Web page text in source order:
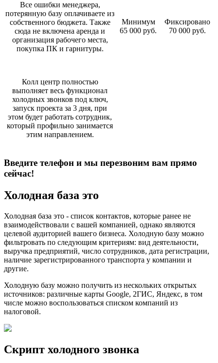
Все ошибки менеджера,
потерянную базу оплачиваете из
собственного бюджета. Также
сюда не включена аренда и
организация рабочего места,
покупка ПК и гарнитуры.
Колл центр полностью
выполняет весь функционал
холодных звонков под ключ,
запуск проекта за 3 дня, при
этом будет работать сотрудник,
который профильно занимается
этим направлением.
Минимум
65 000 руб.
Фиксировано
70 000 руб.
Введите телефон и мы перезвоним вам прямо
сейчас!
Холодная база это
Холодная база это - cписок контактов, которые ранее не
взаимодействовали с вашей компанией, однако являются
целевой аудиторией вашего бизнеса. Холодную базу можно
фильтровать по следующим критериям: вид деятельности,
выручка предприятий, число сотрудников, дата регистрации,
наличие зарегистрированного транспорта у компании и
другие.
Холодную базу можно получить из нескольких открытых
источников: различные карты Google, 2ГИС, Яндекс, в том
числе можно воспользоваться списком компаний из
налоговой.
Скрипт холодного звонка